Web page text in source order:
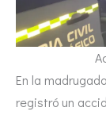
En la
registró un